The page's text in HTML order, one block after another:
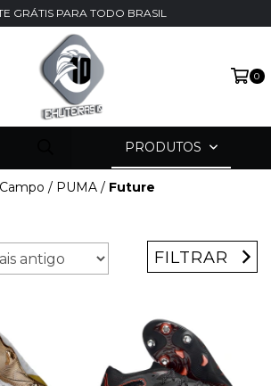
GRÁTIS PARA TODO BRASIL
0
PRODUTOS
Campo / PUMA / Future
FILTRAR